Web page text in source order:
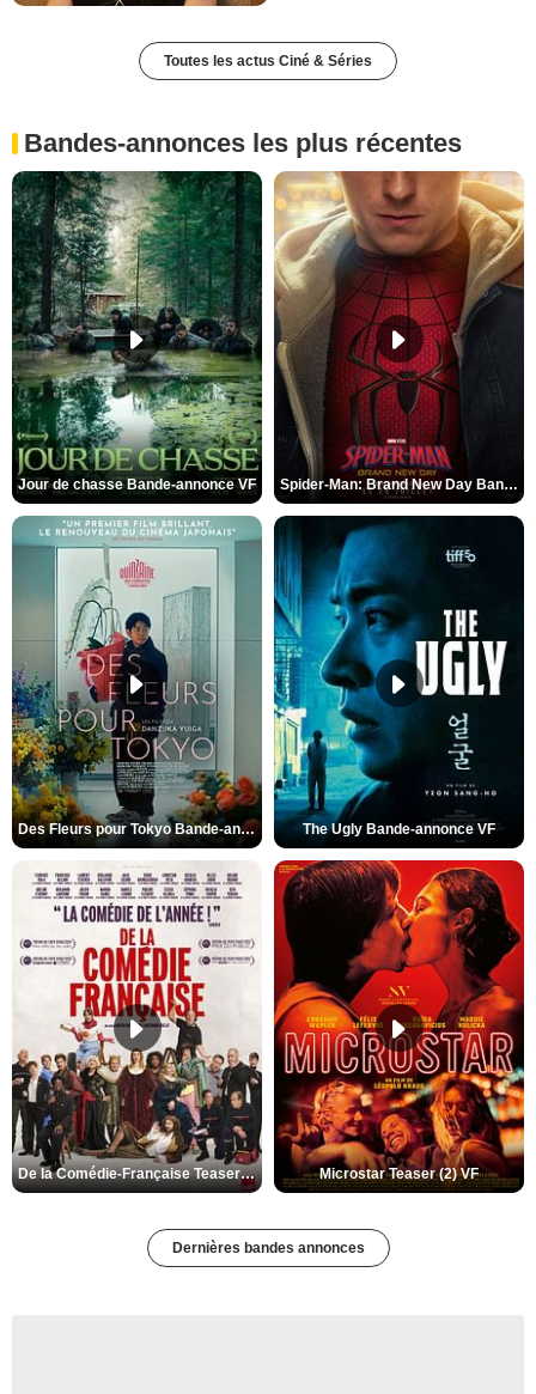
Toutes les actus Ciné & Séries
Bandes-annonces les plus récentes
Jour de chasse Bande-annonce VF Spider-Man: Brand New Day Bande-annonce (3) VO STFR
Des Fleurs pour Tokyo Bande-annonce VO STFR The Ugly Bande-annonce VF
De la Comédie-Française Teaser (3) VF Microstar Teaser (2) VF
Dernières bandes annonces